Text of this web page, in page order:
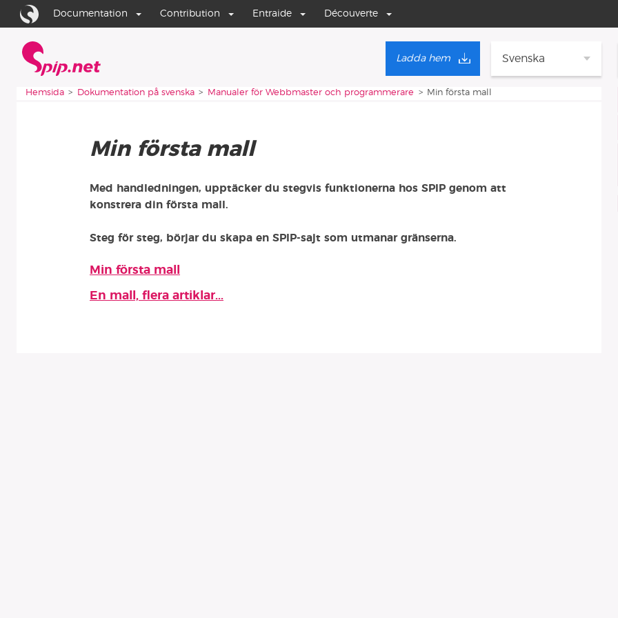
Aller au contenu
Aller à la navigation
Documentation Contribution Entraide Découverte
Svenska
Ladda hem
Vous êtes ici :
Hemsida Dokumentation på svenska Manualer för Webbmaster och programmerare Min första mall
Min första mall
Med handledningen, upptäcker du stegvis funktionerna hos SPIP genom att
konstrera din första mall.
Steg för steg, börjar du skapa en SPIP-sajt som utmanar gränserna.
Avdelningens artiklar
Min första mall
En mall, flera artiklar...